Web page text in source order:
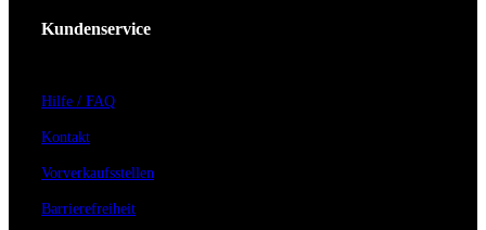
Kundenservice
Hilfe / FAQ
Kontakt
Vorverkaufsstellen
Barrierefreiheit